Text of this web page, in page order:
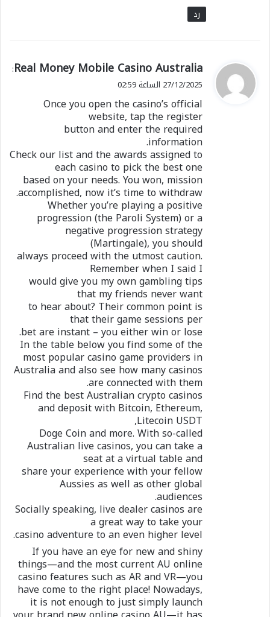
رد
ي
ق
ل
Real Money Mobile Casino Australia
:
27/12/2025 الساعة 02:59
Once you open the casino’s official
website, tap the register
button and enter the required
information.
Check our list and the awards assigned to
each casino to pick the best one
based on your needs. You won, mission
accomplished, now it’s time to withdraw.
Whether you’re playing a positive
progression (the Paroli System) or a
negative progression strategy
(Martingale), you should
always proceed with the utmost caution.
Remember when I said I
would give you my own gambling tips
that my friends never want
to hear about? Their common point is
that their game sessions per
bet are instant – you either win or lose.
In the table below you find some of the
most popular casino game providers in
Australia and also see how many casinos
are connected with them.
Find the best Australian crypto casinos
and deposit with Bitcoin, Ethereum,
Litecoin USDT,
Doge Coin and more. With so-called
Australian live casinos, you can take a
seat at a virtual table and
share your experience with your fellow
Aussies as well as other global
audiences.
Socially speaking, live dealer casinos are
a great way to take your
casino adventure to an even higher level.
If you have an eye for new and shiny
things—and the most current AU online
casino features such as AR and VR—you
have come to the right place! Nowadays,
it is not enough to just simply launch